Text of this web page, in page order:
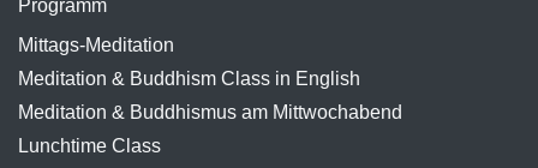
Programm
Mittags-Meditation
Meditation & Buddhism Class in English
Meditation & Buddhismus am Mittwochabend
Lunchtime Class